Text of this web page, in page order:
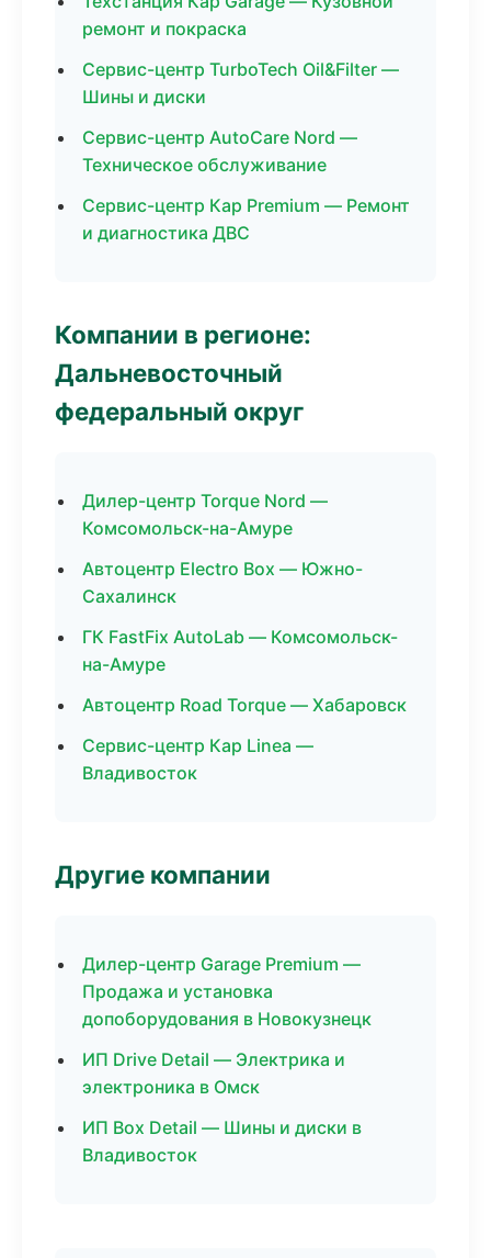
ремонт и покраска
Сервис-центр TurboTech Oil&Filter —
Шины и диски
Сервис-центр AutoCare Nord —
Техническое обслуживание
Сервис-центр Кар Premium — Ремонт
и диагностика ДВС
Компании в регионе:
Дальневосточный
федеральный округ
Дилер-центр Torque Nord —
Комсомольск-на-Амуре
Автоцентр Electro Box — Южно-
Сахалинск
ГК FastFix AutoLab — Комсомольск-
на-Амуре
Автоцентр Road Torque — Хабаровск
Сервис-центр Кар Linea —
Владивосток
Другие компании
Дилер-центр Garage Premium —
Продажа и установка
допоборудования в Новокузнецк
ИП Drive Detail — Электрика и
электроника в Омск
ИП Box Detail — Шины и диски в
Владивосток